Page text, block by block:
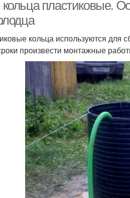
пластиковые.
кольца используются для
произвести монтажные